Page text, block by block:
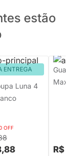
estão
ENTREGA
Luna 4
OFF
Max 4
R$